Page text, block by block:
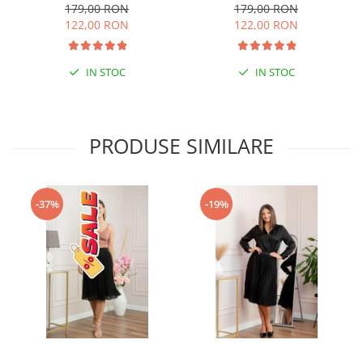
179,00 RON
122,00 RON
IN STOC
179,00 RON
122,00 RON
IN STOC
PRODUSE SIMILARE
-37% -19%